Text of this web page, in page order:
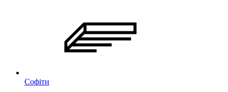
Софіти